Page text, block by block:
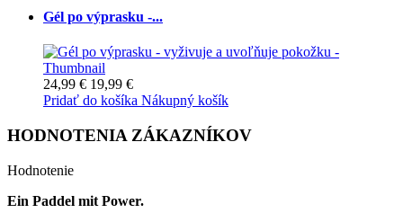
Gél po výprasku -...
24,99 € 19,99 €
Pridať do košíka Nákupný košík
HODNOTENIA ZÁKAZNÍKOV
Hodnotenie
Ein Paddel mit Power.